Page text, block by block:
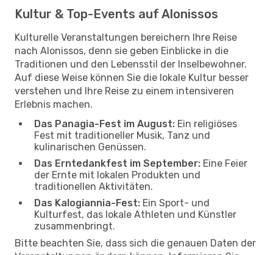
Kultur & Top-Events auf Alonissos
Kulturelle Veranstaltungen bereichern Ihre Reise
nach Alonissos, denn sie geben Einblicke in die
Traditionen und den Lebensstil der Inselbewohner.
Auf diese Weise können Sie die lokale Kultur besser
verstehen und Ihre Reise zu einem intensiveren
Erlebnis machen.
Das Panagia-Fest im August: Ein religiöses
Fest mit traditioneller Musik, Tanz und
kulinarischen Genüssen.
Das Erntedankfest im September: Eine Feier
der Ernte mit lokalen Produkten und
traditionellen Aktivitäten.
Das Kalogiannia-Fest: Ein Sport- und
Kulturfest, das lokale Athleten und Künstler
zusammenbringt.
Bitte beachten Sie, dass sich die genauen Daten der